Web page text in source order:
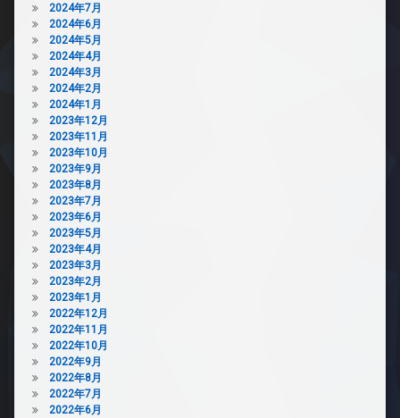
2024年7月
2024年6月
2024年5月
2024年4月
2024年3月
2024年2月
2024年1月
2023年12月
2023年11月
2023年10月
2023年9月
2023年8月
2023年7月
2023年6月
2023年5月
2023年4月
2023年3月
2023年2月
2023年1月
2022年12月
2022年11月
2022年10月
2022年9月
2022年8月
2022年7月
2022年6月